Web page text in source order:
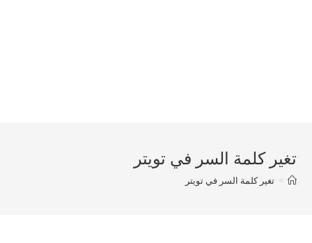
تغير كلمة السر في تويتر
> تغير كلمة السر في تويتر